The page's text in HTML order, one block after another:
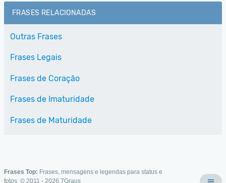
FRASES RELACIONADAS
Outras Frases
Frases Legais
Frases de Coração
Frases de Imaturidade
Frases de Maturidade
Frases Top: Frases, mensagens e legendas para status e
fotos. © 2011 - 2026 7Graus